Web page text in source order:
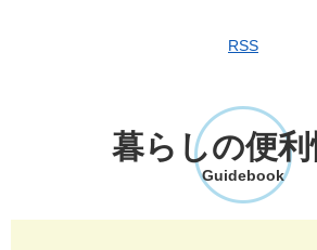
RSS
暮らしの便利
Guidebook